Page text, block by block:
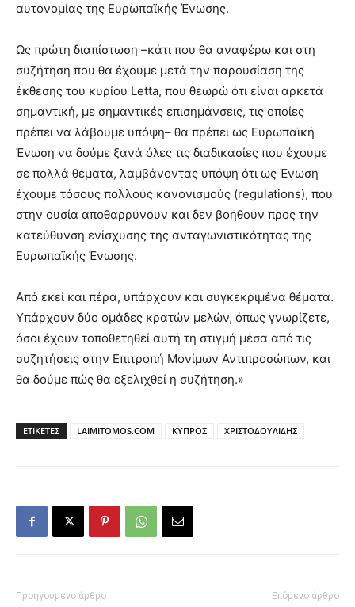
αυτονομίας της Ευρωπαϊκής Ένωσης.
Ως πρώτη διαπίστωση –κάτι που θα αναφέρω και στη
συζήτηση που θα έχουμε μετά την παρουσίαση της
έκθεσης του κυρίου Letta, που θεωρώ ότι είναι αρκετά
σημαντική, με σημαντικές επισημάνσεις, τις οποίες
πρέπει να λάβουμε υπόψη– θα πρέπει ως Ευρωπαϊκή
Ένωση να δούμε ξανά όλες τις διαδικασίες που έχουμε
σε πολλά θέματα, λαμβάνοντας υπόψη ότι ως Ένωση
έχουμε τόσους πολλούς κανονισμούς (regulations), που
στην ουσία αποθαρρύνουν και δεν βοηθούν προς την
κατεύθυνση ενίσχυσης της ανταγωνιστικότητας της
Ευρωπαϊκής Ένωσης.
Από εκεί και πέρα, υπάρχουν και συγκεκριμένα θέματα.
Υπάρχουν δύο ομάδες κρατών μελών, όπως γνωρίζετε,
όσοι έχουν τοποθετηθεί αυτή τη στιγμή μέσα από τις
συζητήσεις στην Επιτροπή Μονίμων Αντιπροσώπων, και
θα δούμε πώς θα εξελιχθεί η συζήτηση.»
ΕΤΙΚΕΤΕΣ LAIMITOMOS.COM ΚΥΠΡΟΣ ΧΡΙΣΤΟΔΟΥΛΙΔΗΣ
Προηγούμενο άρθρο Επόμενο άρθρο